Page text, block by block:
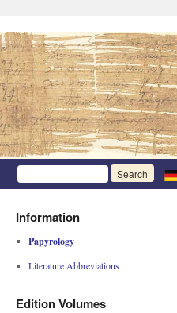
Information
Papyrology
Literature Abbreviations
Edition Volumes